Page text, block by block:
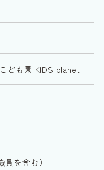
ども園 KIDS planet
を含む）